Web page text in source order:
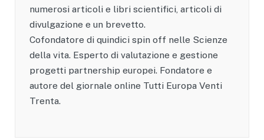
numerosi articoli e libri scientifici, articoli di
divulgazione e un brevetto.
Cofondatore di quindici spin off nelle Scienze
della vita. Esperto di valutazione e gestione
progetti partnership europei. Fondatore e
autore del giornale online Tutti Europa Venti
Trenta.